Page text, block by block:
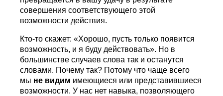
совершения соответствующего этой
возможности действия.
Кто-то скажет: «Хорошо, пусть только появится
возможность, и я буду действовать». Но в
большинстве случаев слова так и останутся
словами. Почему так? Потому что чаще всего
мы не видим имеющиеся или представившиеся
возможности. У нас нет навыка, позволяющего